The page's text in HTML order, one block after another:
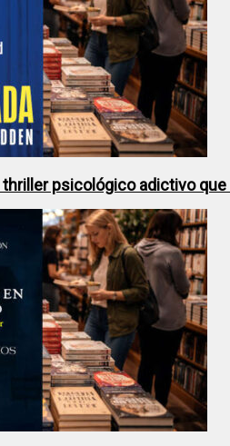
thriller psicológico adictivo